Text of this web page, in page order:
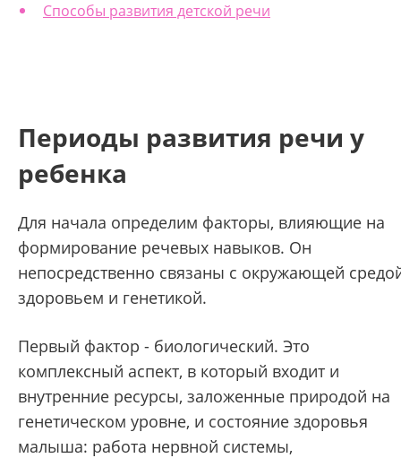
Способы развития детской речи
Периоды развития речи у
ребенка
Для начала определим факторы, влияющие на
формирование речевых навыков. Он
непосредственно связаны с окружающей
здоровьем и генетикой.
Первый фактор - биологический. Это
комплексный аспект, в который входит и
внутренние ресурсы, заложенные природой на
генетическом уровне, и состояние здоровья
малыша: работа нервной системы,